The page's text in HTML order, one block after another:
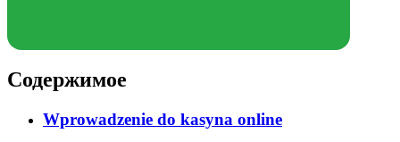
Содержимое
Wprowadzenie do kasyna online